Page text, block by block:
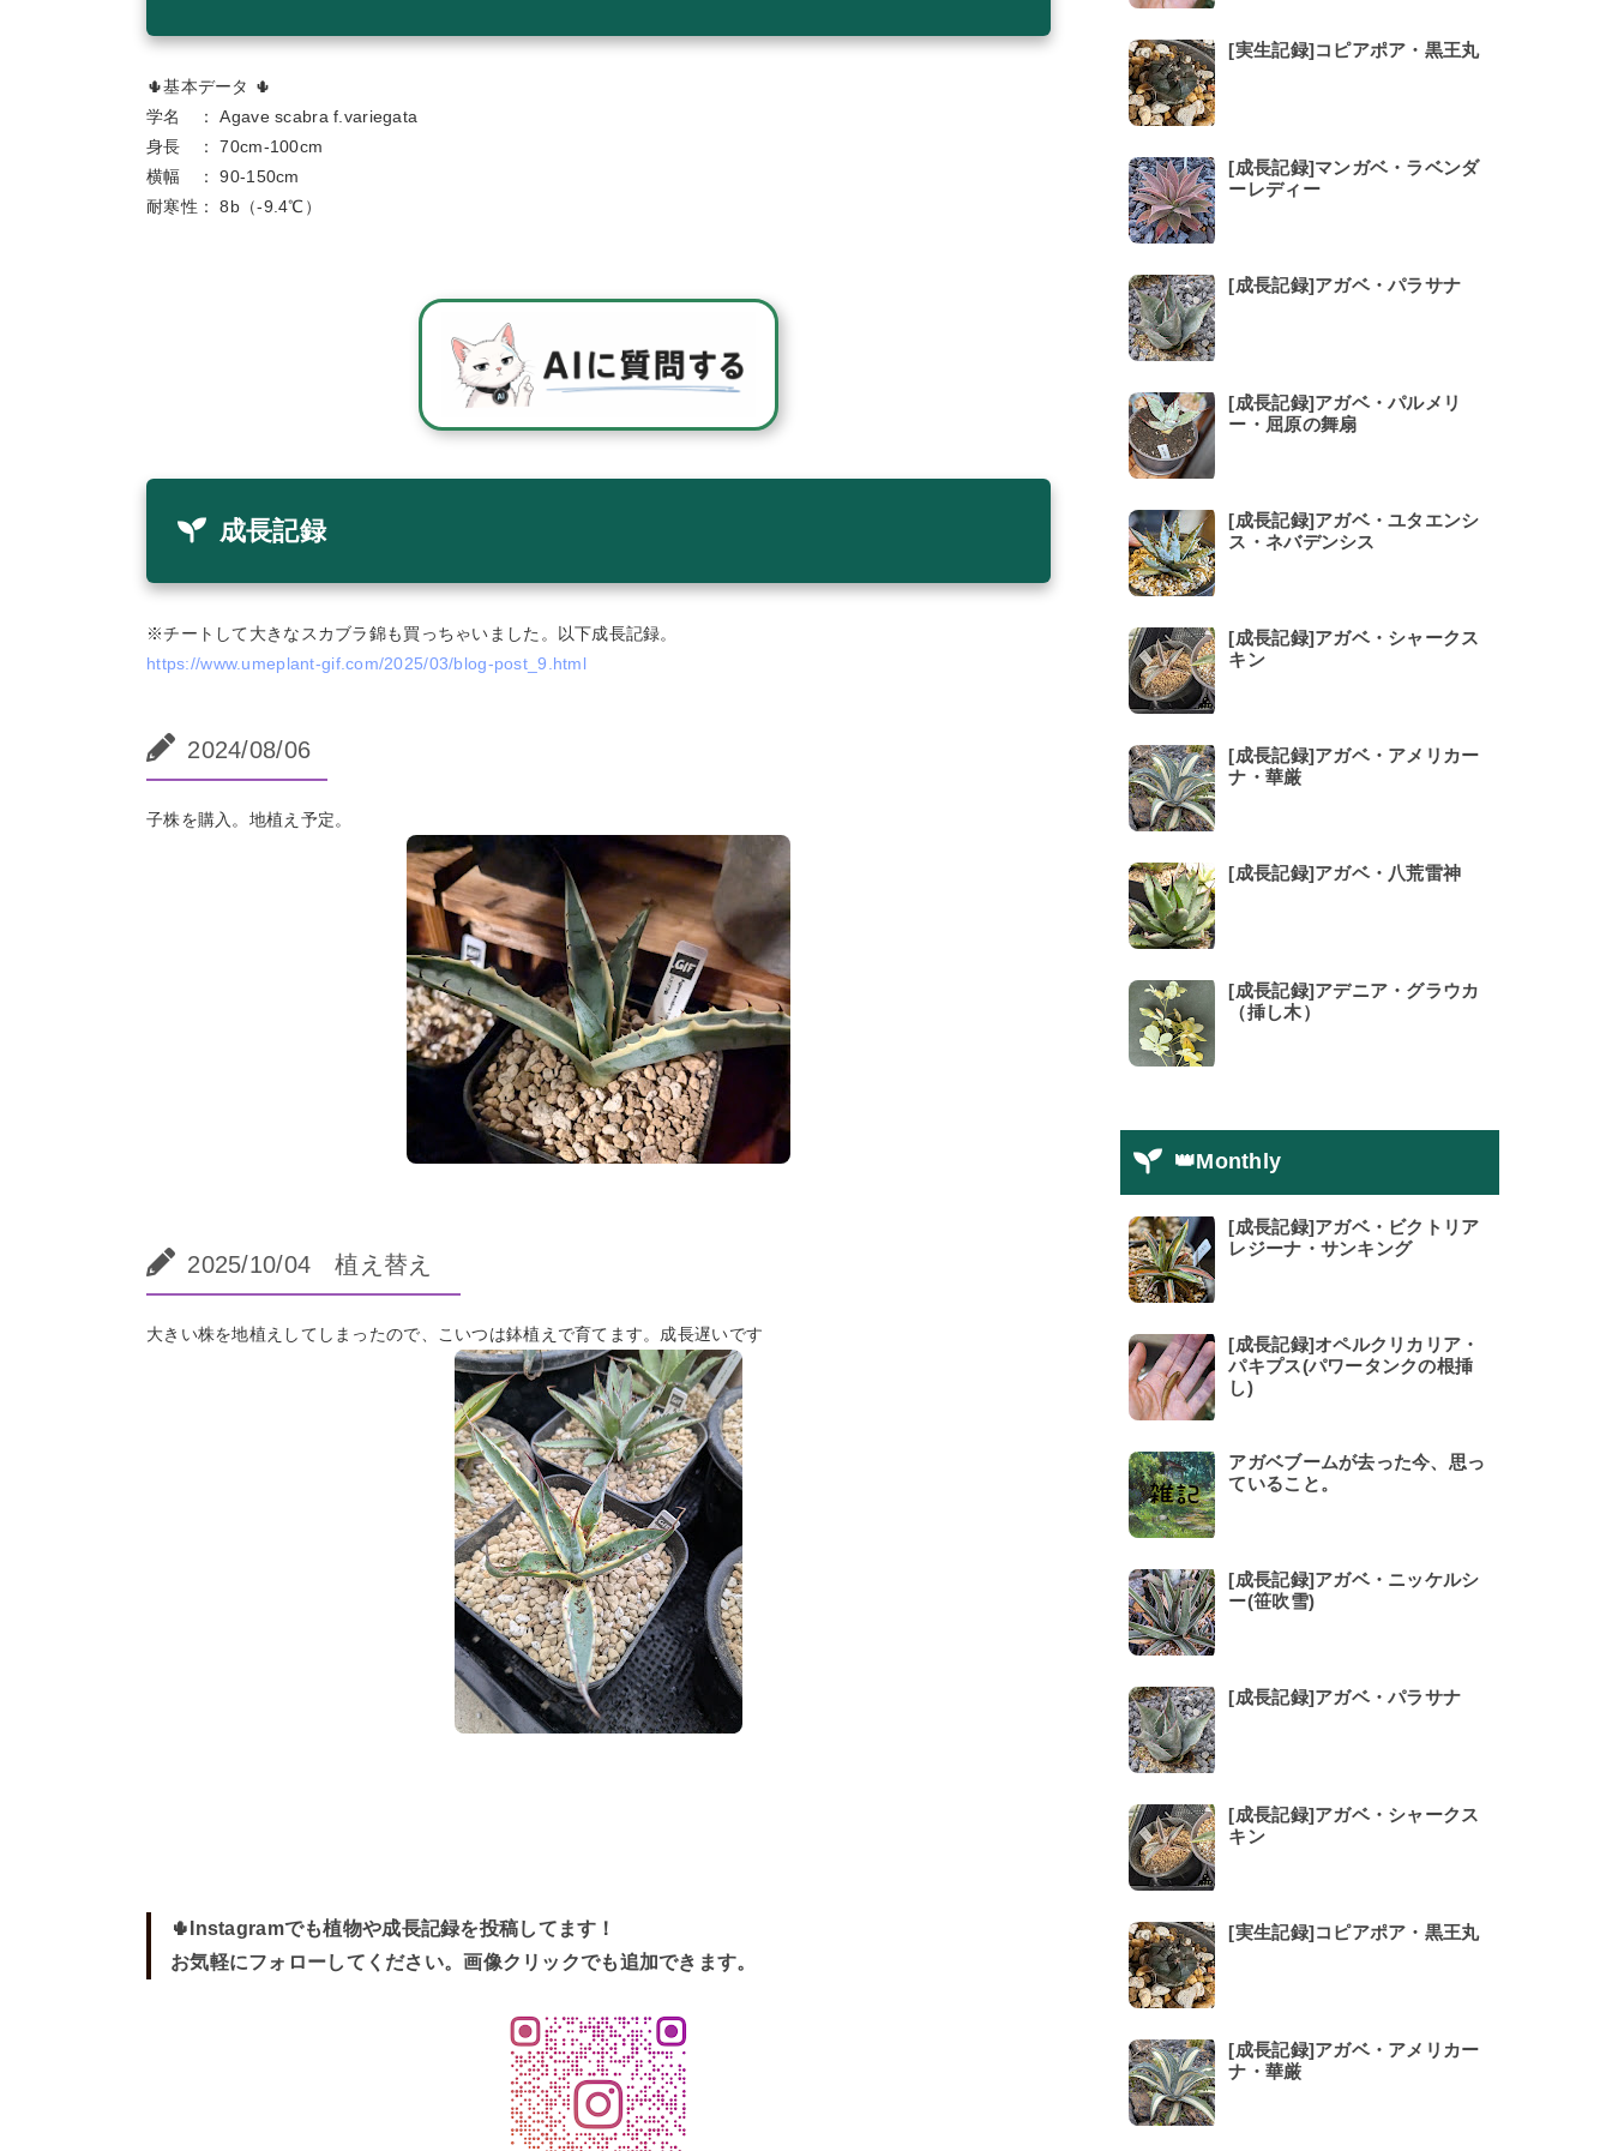
🌵基本データ 🌵
学名 ： Agave scabra f.variegata
身長 ： 70cm-100cm
横幅 ： 90-150cm
耐寒性： 8b（-9.4℃）
成長記録
※チートして大きなスカブラ錦も買っちゃいました。以下成長記録。
https://www.umeplant-gif.com/2025/03/blog-post_9.html
2024/08/06
子株を購入。地植え予定。
2025/10/04 植え替え
大きい株を地植えしてしまったので、こいつは鉢植えで育てます。成長遅いです
🌵Instagramでも植物や成長記録を投稿してます！
お気軽にフォローしてください。画像クリックでも追加できます。
[実生記録]コピアポア・黒王丸
[成長記録]マンガベ・ラベンダ
ーレディー
[成長記録]アガベ・パラサナ
[成長記録]アガベ・パルメリ
ー・屈原の舞扇
[成長記録]アガベ・ユタエンシ
ス・ネバデンシス
[成長記録]アガベ・シャークス
キン
[成長記録]アガベ・アメリカー
ナ・華厳
[成長記録]アガベ・八荒雷神
[成長記録]アデニア・グラウカ
（挿し木）
👑Monthly
[成長記録]アガベ・ビクトリア
レジーナ・サンキング
[成長記録]オペルクリカリア・
パキプス(パワータンクの根挿
し)
アガベブームが去った今、思っ
ていること。
[成長記録]アガベ・ニッケルシ
ー(笹吹雪)
[成長記録]アガベ・パラサナ
[成長記録]アガベ・シャークス
キン
[実生記録]コピアポア・黒王丸
[成長記録]アガベ・アメリカー
ナ・華厳